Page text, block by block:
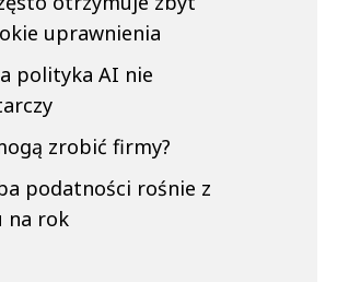
uprawnienia
polityka AI nie
zrobić firmy?
podatności rośnie z
na rok